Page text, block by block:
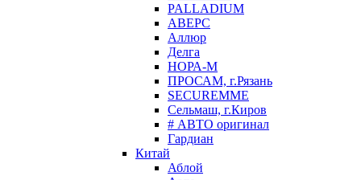
PALLADIUM
АВЕРС
Аллюр
Делга
НОРА-М
ПРОСАМ, г.Рязань
SECUREMME
Сельмаш, г.Киров
# АВТО оригинал
Гардиан
Китай
Аблой